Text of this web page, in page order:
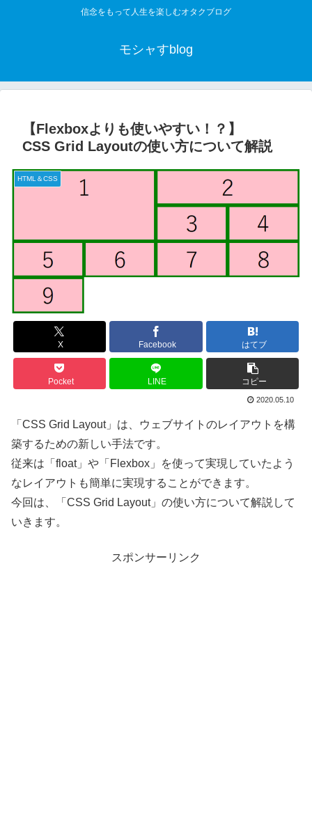
信念をもって人生を楽しむオタクブログ
モシャすblog
【Flexboxよりも使いやすい！？】
CSS Grid Layoutの使い方について解説
HTML＆CSS
X Facebook はてブ
Pocket LINE コピー
2020.05.10
「CSS Grid Layout」は、ウェブサイトのレイアウトを構
築するための新しい手法です。
従来は「float」や「Flexbox」を使って実現していたよう
なレイアウトも簡単に実現することができます。
今回は、「CSS Grid Layout」の使い方について解説して
いきます。
スポンサーリンク